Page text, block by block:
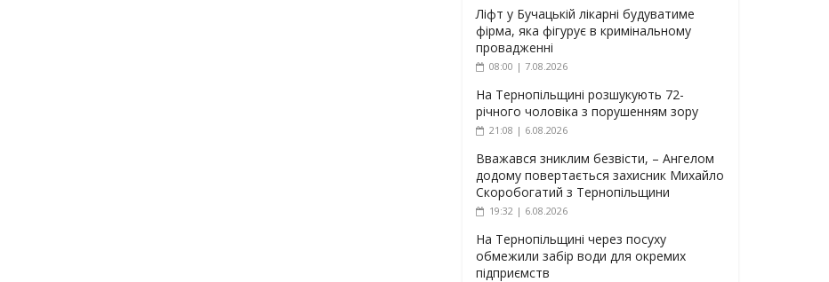
Ліфт у Бучацькій лікарні будуватиме
фірма, яка фігурує в кримінальному
провадженні
08:00 | 7.08.2026
На Тернопільщині розшукують 72-
річного чоловіка з порушенням зору
21:08 | 6.08.2026
Вважався зниклим безвісти, – Ангелом
додому повертається захисник Михайло
Скоробогатий з Тернопільщини
19:32 | 6.08.2026
На Тернопільщині через посуху
обмежили забір води для окремих
підприємств